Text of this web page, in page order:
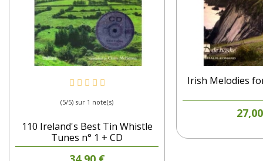
(5/5) sur 1 note(s)
110 Ireland's Best Tin Whistle
Tunes n° 1 + CD
Prix
Irish Melodies